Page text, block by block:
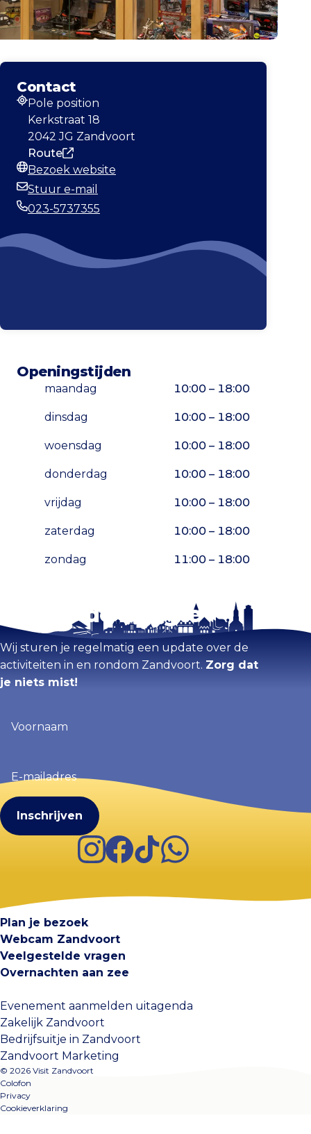
Contact
Adres
Pole position
Kerkstraat 18
2042 JG Zandvoort
Route
Website
Bezoek website
E-mailadres
Stuur e-mail
023-5737355
Openingstijden
maandag 10:00 – 18:00
dinsdag 10:00 – 18:00
woensdag 10:00 – 18:00
donderdag 10:00 – 18:00
vrijdag 10:00 – 18:00
zaterdag 10:00 – 18:00
zondag 11:00 – 18:00
Kaart vergroten
Blijf op de hoogte
Wij sturen je regelmatig een update over de
activiteiten in en rondom Zandvoort. Zorg dat
je niets mist!
(Vereist)
mailadres
(Vereist)
InstagramFacebook
TikTokWhatsApp
Plan je bezoek
Webcam Zandvoort
Veelgestelde vragen
Overnachten aan zee
Evenement aanmelden uitagenda
Zakelijk Zandvoort
Bedrijfsuitje in Zandvoort
Zandvoort Marketing
© 2026 Visit Zandvoort
Colofon
Privacy
Cookieverklaring